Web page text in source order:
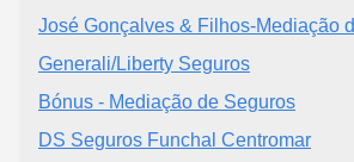
José Gonçalves & Filhos-Mediação
Generali/Liberty Seguros
Bónus - Mediação de Seguros
DS Seguros Funchal Centromar